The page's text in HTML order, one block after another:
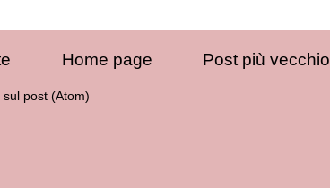
Post più vecchio
Home page
post (Atom)